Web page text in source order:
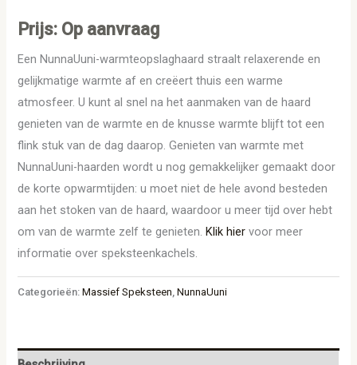
Prijs: Op aanvraag
Een NunnaUuni-warmteopslaghaard straalt relaxerende en
gelijkmatige warmte af en creëert thuis een warme
atmosfeer. U kunt al snel na het aanmaken van de haard
genieten van de warmte en de knusse warmte blijft tot een
flink stuk van de dag daarop. Genieten van warmte met
NunnaUuni-haarden wordt u nog gemakkelijker gemaakt door
de korte opwarmtijden: u moet niet de hele avond besteden
aan het stoken van de haard, waardoor u meer tijd over hebt
om van de warmte zelf te genieten. Klik hier voor meer
informatie over speksteenkachels.
Categorieën:Massief Speksteen ,NunnaUuni